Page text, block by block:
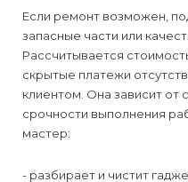
Если ремонт возможен,
запасные части или
Рассчитывается
скрытые платежи
клиентом. Она зависит от
срочности выполнения
мастер:
- разбирает и чистит